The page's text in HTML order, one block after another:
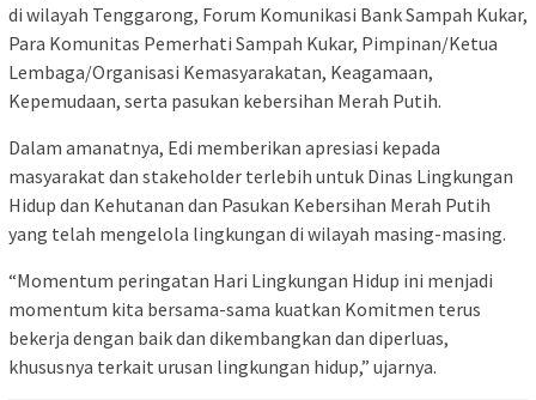
di wilayah Tenggarong, Forum Komunikasi Bank Sampah Kukar,
Para Komunitas Pemerhati Sampah Kukar, Pimpinan/Ketua
Lembaga/Organisasi Kemasyarakatan, Keagamaan,
Kepemudaan, serta pasukan kebersihan Merah Putih.
Dalam amanatnya, Edi memberikan apresiasi kepada
masyarakat dan stakeholder terlebih untuk Dinas Lingkungan
Hidup dan Kehutanan dan Pasukan Kebersihan Merah Putih
yang telah mengelola lingkungan di wilayah masing-masing.
“Momentum peringatan Hari Lingkungan Hidup ini menjadi
momentum kita bersama-sama kuatkan Komitmen terus
bekerja dengan baik dan dikembangkan dan diperluas,
khususnya terkait urusan lingkungan hidup,” ujarnya.